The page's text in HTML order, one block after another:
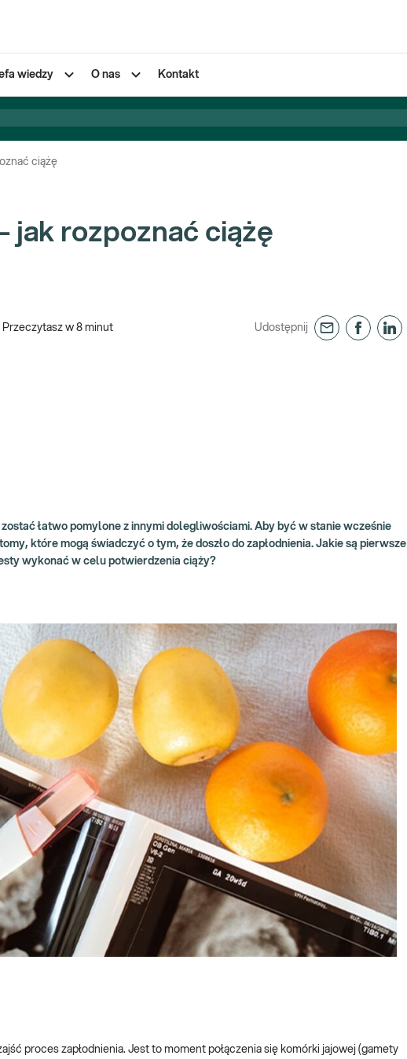
wiedzy O nas Kontakt
ciążę
jak rozpoznać ciążę
Przeczytasz w 8 minut Udostępnij
łatwo pomylone z innymi dolegliwościami. Aby być w stanie wcześnie
które mogą świadczyć o tym, że doszło do zapłodnienia. Jakie są pierwsze
wykonać w celu potwierdzenia ciąży?
proces zapłodnienia. Jest to moment połączenia się komórki jajowej (gamety